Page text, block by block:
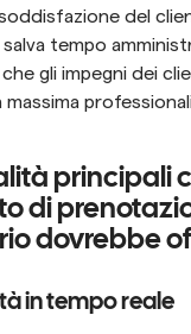
del
tempo
gli impegni dei
principali
di
dovrebbe
in tempo reale